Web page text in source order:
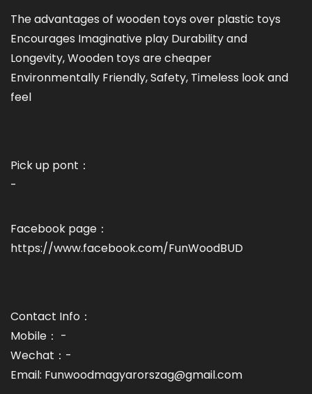
The advantages of wooden toys over plastic toys
Encourages Imaginative play Durability and
Longevity, Wooden toys are cheaper
Environmentally Friendly, Safety, Timeless look and
feel
Pick up pont：
-
Facebook page：
https://www.facebook.com/FunWoodBUD
Contact Info：
Mobile： -
Wechat：-
Email: Funwoodmagyarorszag@gmail.com